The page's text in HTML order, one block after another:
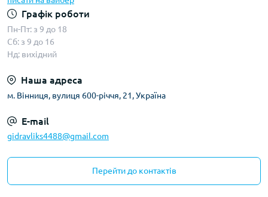
Графік роботи
Пн-Пт: з 9 до 18
Сб: з 9 до 16
Нд: вихідний
Наша адреса
м. Вінниця, вулиця 600-річчя, 21, Україна
E-mail
gidravliks4488@gmail.com
Перейти до контактів